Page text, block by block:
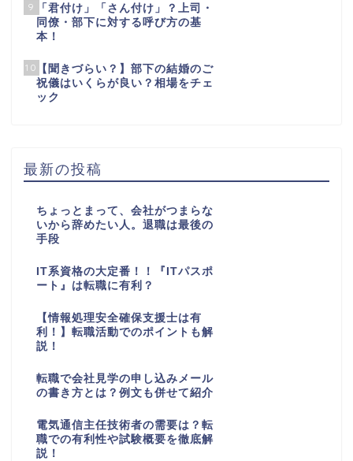
9
「君付け」「さん付け」？上司・
同僚・部下に対する呼び方の基
本！
10 【聞きづらい？】部下の結婚のご
祝儀はいくらが良い？相場をチェ
ック
最新の投稿
ちょっとまって、会社がつまらな
いから辞めたい人。退職は最後の
手段
IT系資格の大定番！！『ITパスポ
ート』は転職に有利？
【情報処理安全確保支援士は有
利！】転職活動でのポイントも解
説！
転職で会社見学の申し込みメール
の書き方とは？例文も併せて紹介
電気通信主任技術者の需要は？転
職での有利性や試験概要を徹底解
説！